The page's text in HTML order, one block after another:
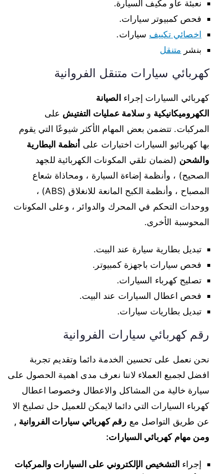
نعبئة عاو مكيف السيارة.
فحص كمبيوتر سيارات.
اخصائي تكييف سيارات.
بنشر متنقل
كهربائي سيارات متنقل الفروانية
كهربائي السيارات إجراء الصيانة
الكهروميكانيكية وسلامة عمليات التفتيش على
المركبات. تتضمن بعض المهام الأكثر شيوعًا التي يقوم
بها كهربائيو السيارات اختبارات على أنظمة البطارية
والشحن (لضمان تلقي المكونات الكهربائية للجهد
الصحيح) ، وأنظمة إضاءة السيارة ، ومحاذاة شعاع
المصباح ، وأنظمة الكبح المانعة للانغلاق (ABS) ،
ووحدات التحكم في المحرك والدوائر ، وعلى المكونات
المحوسبة الأخرى.
تبديل بطارية سيارة عند البيت.
فحص سيارات باجهزة كمبيوتر.
تصليح كهرباء السيارات.
فحص اعطال السيارات عند البيت.
تبديل بطاريات سيارات.
رقم كهربائي سيارات الفروانية
نحن نعمل على تحسين الخدمة دائما وتقديم تجربة
افضل لجميع العملاء لاننا نعرف مدى اهمية الحصول على
سيارة خالية من المشاكل والاعطال وخصوصا اعطال
كهرباء السيارات التي دائما لايمكن للعميل حل تصليخ الا
عن طريق التواصل مع رقم كهربائي سيارات الفروانية ,
ومن مهام كهربائي السيارات:
إجراء التشخيص الإلكتروني على السيارات والمركبات